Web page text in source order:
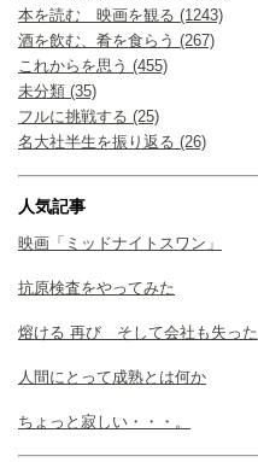
本を読む 映画を観る (1243)
酒を飲む、肴を食らう (267)
これからを思う (455)
未分類 (35)
フルに挑戦する (25)
名大社半生を振り返る (26)
人気記事
映画「ミッドナイトスワン」
抗原検査をやってみた
熔ける 再び そして会社も失った
人間にとって成熟とは何か
ちょっと寂しい・・・。